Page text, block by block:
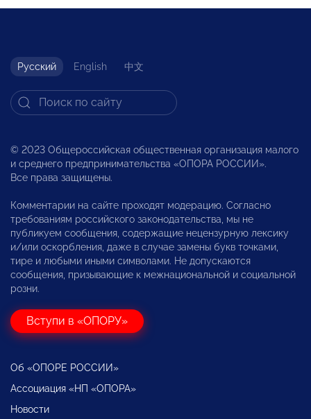
Русский English 中文
© 2023 Общероссийская общественная организация малого
и среднего предпринимательства «ОПОРА РОССИИ».
Все права защищены.
Комментарии на сайте проходят модерацию. Согласно
требованиям российского законодательства, мы не
публикуем сообщения, содержащие нецензурную лексику
и/или оскорбления, даже в случае замены букв точками,
тире и любыми иными символами. Не допускаются
сообщения, призывающие к межнациональной и социальной
розни.
Вступи в «ОПОРУ»
Об «ОПОРЕ РОССИИ»
Ассоциация «НП «ОПОРА»
Новости